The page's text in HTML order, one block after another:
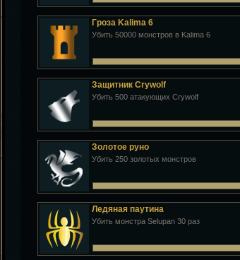
Гроза Kalima 6
Убить 50000 монстров в Kalima 6
Защитник Crywolf
Убить 500 атакующих Crywolf
Золотое руно
Убить 250 золотых монстров
Ледяная паутина
Убить монстра Selupan 30 раз